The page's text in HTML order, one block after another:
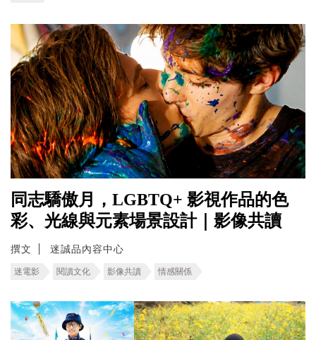
同志驕傲月，LGBTQ+ 影視作品的色
彩、光線與元素場景設計｜影像共讀
撰文 迷誠品內容中心
迷電影 閱讀文化 影像共讀 情感關係